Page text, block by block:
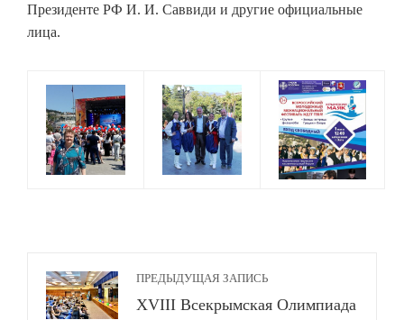
Президенте РФ И. И. Саввиди и другие официальные
лица.
ПРЕДЫДУЩАЯ ЗАПИСЬ
ХVІІІ Всекрымская Олимпиада